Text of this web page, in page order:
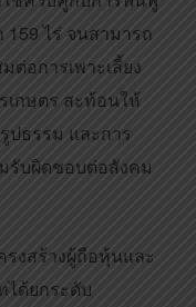
ไร่ จนสามารถ
อการเพาะเลี้ยง
เกษตร สะท้อนให้
ปธรรม และการ
รับผิดชอบต่อสังคม
งสร้างผู้ถือหุ้นและ
ด้ยกระดับ